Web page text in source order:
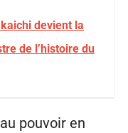
devient la
de l’histoire du
pouvoir en